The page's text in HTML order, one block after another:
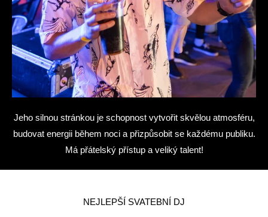
Jeho silnou stránkou je schopnost vytvořit skvělou atmosféru,
budovat energii během noci a přizpůsobit se každému publiku.
Má přátelský přístup a veliký talent!
NEJLEPŠÍ SVATEBNÍ DJ